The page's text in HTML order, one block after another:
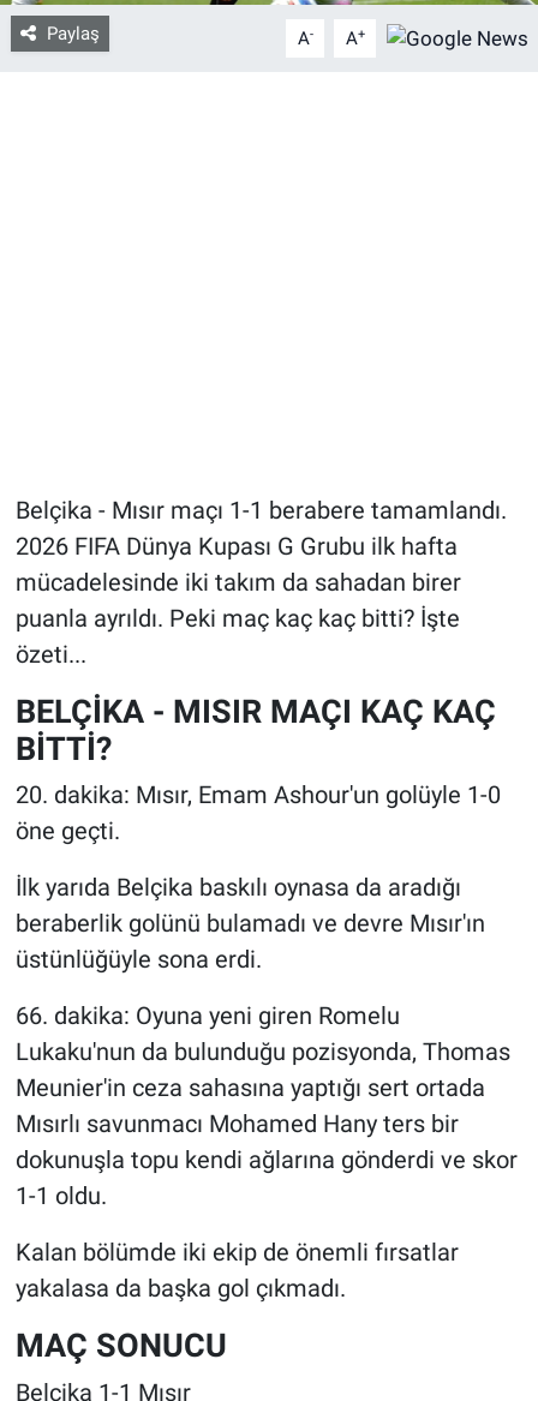
Paylaş A- A+
Belçika - Mısır maçı 1-1 berabere tamamlandı.
2026 FIFA Dünya Kupası G Grubu ilk hafta
mücadelesinde iki takım da sahadan birer
puanla ayrıldı. Peki maç kaç kaç bitti? İşte
özeti...
BELÇİKA - MISIR MAÇI KAÇ KAÇ
BİTTİ?
20. dakika: Mısır, Emam Ashour'un golüyle 1-0
öne geçti.
İlk yarıda Belçika baskılı oynasa da aradığı
beraberlik golünü bulamadı ve devre Mısır'ın
üstünlüğüyle sona erdi.
66. dakika: Oyuna yeni giren Romelu
Lukaku'nun da bulunduğu pozisyonda, Thomas
Meunier'in ceza sahasına yaptığı sert ortada
Mısırlı savunmacı Mohamed Hany ters bir
dokunuşla topu kendi ağlarına gönderdi ve skor
1-1 oldu.
Kalan bölümde iki ekip de önemli fırsatlar
yakalasa da başka gol çıkmadı.
MAÇ SONUCU
Belçika 1-1 Mısır
Gözden Kaçmasın